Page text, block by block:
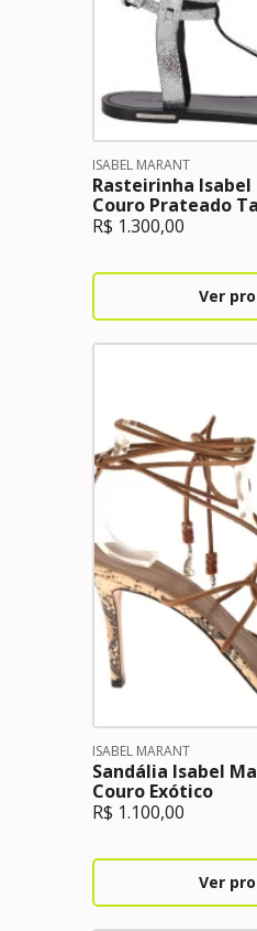
ISABEL MARANT
Rasteirinha
Couro Prateado
R$ 1.300,00
Ver
ISABEL MARANT
Sandália Isabel
Couro Exótico
R$ 1.100,00
Ver